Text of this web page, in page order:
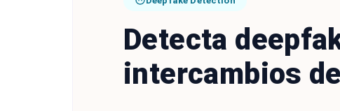
Detecta
intercambios